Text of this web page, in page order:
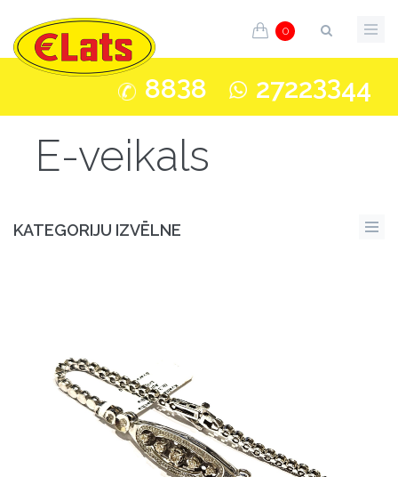
0
8838 27223344
E-veikals
KATEGORIJU IZVĒLNE